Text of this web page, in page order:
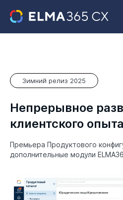
Зимний релиз 2025
Непрерывное
клиентского опыта
Премьера Продуктового
дополнительные модули